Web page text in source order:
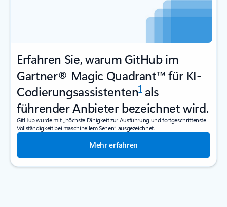
Erfahren Sie, warum GitHub im
Gartner® Magic Quadrant™ für KI-
Codierungsassistenten1 als
führender Anbieter bezeichnet wird.
GitHub wurde mit „höchste Fähigkeit zur Ausführung und fortgeschrittenste
Vollständigkeit bei maschinellem Sehen“ ausgezeichnet.
Mehr erfahren